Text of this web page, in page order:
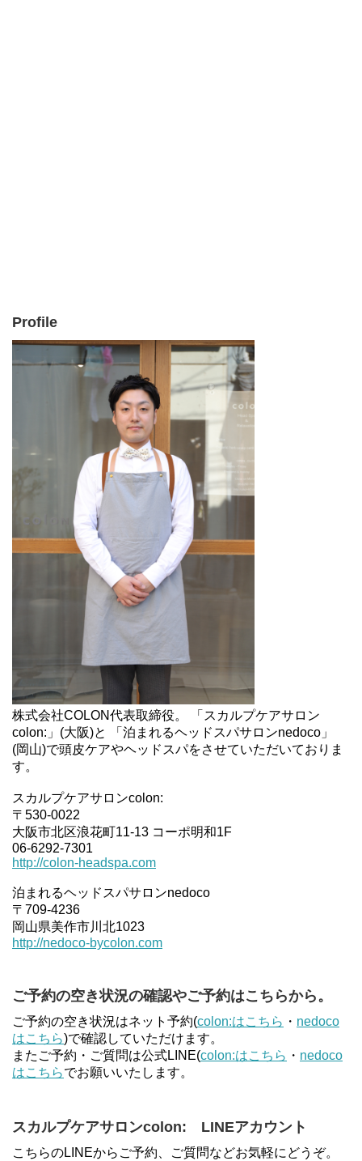
Profile
株式会社COLON代表取締役。 「スカルプケアサロン
colon:」(大阪)と 「泊まれるヘッドスパサロンnedoco」
(岡山)で頭皮ケアやヘッドスパをさせていただいておりま
す。
スカルプケアサロンcolon:
〒530-0022
大阪市北区浪花町11-13 コーポ明和1F
06-6292-7301
http://colon-headspa.com
泊まれるヘッドスパサロンnedoco
〒709-4236
岡山県美作市川北1023
http://nedoco-bycolon.com
ご予約の空き状況の確認やご予約はこちらから。
ご予約の空き状況はネット予約(colon:はこちら ・ nedoco
はこちら)で確認していただけます。
またご予約・ご質問は公式LINE(colon:はこちら ・ nedoco
はこちらでお願いいたします。
スカルプケアサロンcolon: LINEアカウント
こちらのLINEからご予約、ご質問などお気軽にどうぞ。